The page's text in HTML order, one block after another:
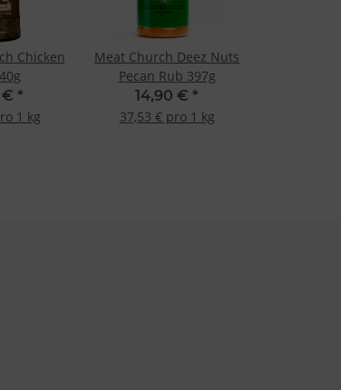
Chicken
€ *
1 kg
Meat Church Deez Nuts
Pecan Rub 397g
14,90 € *
37,53 € pro 1 kg